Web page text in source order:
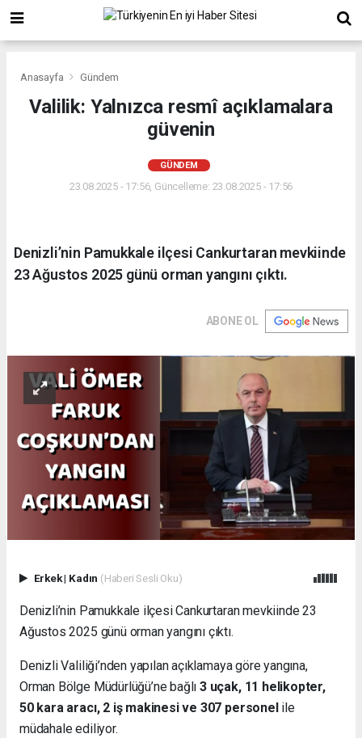
Anasayfa Gündem
Valilik: Yalnızca resmî açıklamalara
güvenin
GÜNDEM
23.08.2025 - 17:56, Güncelleme: 23.08.2025 - 17:56
Denizli’nin Pamukkale ilçesi Cankurtaran mevkiinde
23 Ağustos 2025 günü orman yangını çıktı.
ABONE OL
Erkek| Kadın (Haberi Sesli Oku)
Denizli’nin Pamukkale ilçesi Cankurtaran mevkiinde 23
Ağustos 2025 günü orman yangını çıktı.
Denizli Valiliği’nden yapılan açıklamaya göre yangına,
Orman Bölge Müdürlüğü’ne bağlı3 uçak, 11 helikopter,
50 kara aracı, 2 iş makinesi ve 307 personel ile
müdahale ediliyor.